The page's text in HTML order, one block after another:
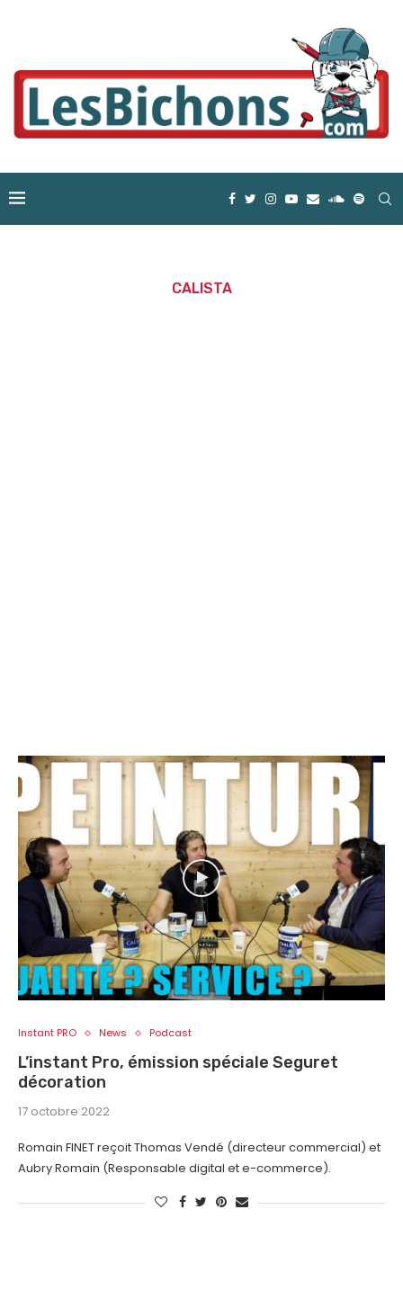
CALISTA
Instant PRO News Podcast
L’instant Pro, émission spéciale Seguret
décoration
17 octobre 2022
Romain FINET reçoit Thomas Vendé (directeur commercial) et
Aubry Romain (Responsable digital et e-commerce).